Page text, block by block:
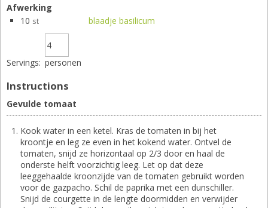
Afwerking
10 st blaadje basilicum
Servings: personen
Instructions
Gevulde tomaat
Kook water in een ketel. Kras de tomaten in bij het
kroontje en leg ze even in het kokend water. Ontvel de
tomaten, snijd ze horizontaal op 2/3 door en haal de
onderste helft voorzichtig leeg. Let op dat deze
leeggehaalde kroonzijde van de tomaten gebruikt worden
voor de gazpacho. Schil de paprika met een dunschiller.
Snijd de courgette in de lengte doormidden en verwijder